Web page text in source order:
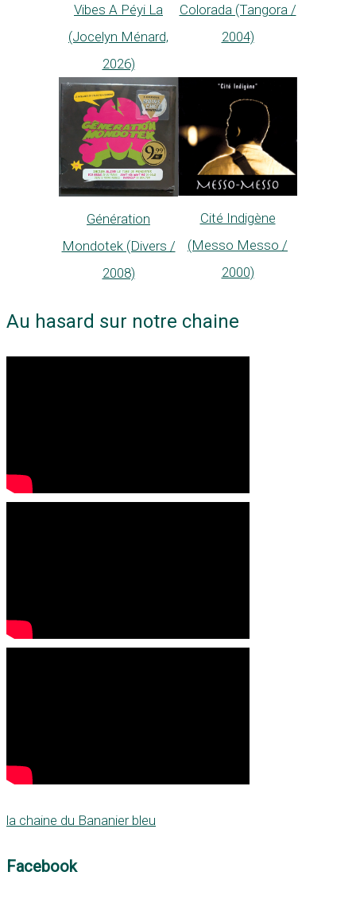
Vibes A Péyi La
(Jocelyn Ménard,
2026)
Colorada (Tangora /
2004)
Génération
Mondotek (Divers /
2008)
Cité Indigène
(Messo Messo /
2000)
Au hasard sur notre chaine
la chaine du Bananier bleu
Facebook